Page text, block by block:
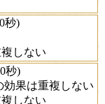
秒)
しない
秒)
果は重複しない
しない